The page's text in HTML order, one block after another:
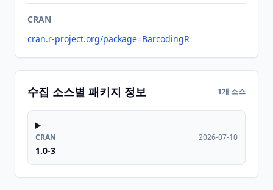
CRAN
cran.r-project.org/package=BarcodingR
수집 소스별 패키지 정보 1개 소스
CRAN
1.0-3
2026-07-10